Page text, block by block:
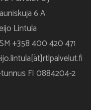
6 A
Lintula
+358 400 420 471
FI 0884204-2